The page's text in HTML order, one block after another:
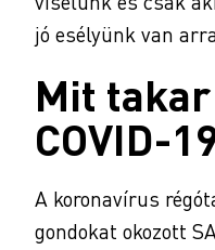
jó esélyünk van
Mit
COVID-
A koronavírus
gondokat okozott